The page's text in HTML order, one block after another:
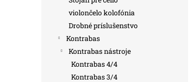
violončelo kolofónia
Drobné príslušenstvo
Kontrabas
Kontrabas nástroje
Kontrabas 4/4
Kontrabas 3/4